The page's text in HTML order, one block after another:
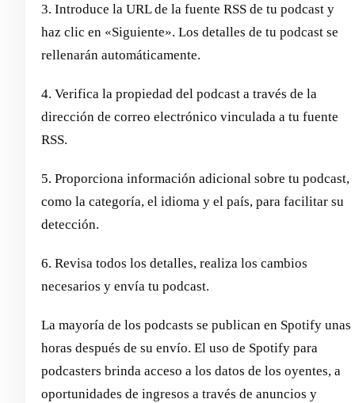
3. Introduce la URL de la fuente RSS de tu podcast y
haz clic en «Siguiente». Los detalles de tu podcast se
rellenarán automáticamente.
4. Verifica la propiedad del podcast a través de la
dirección de correo electrónico vinculada a tu fuente
RSS.
5. Proporciona información adicional sobre tu podcast,
como la categoría, el idioma y el país, para facilitar su
detección.
6. Revisa todos los detalles, realiza los cambios
necesarios y envía tu podcast.
La mayoría de los podcasts se publican en Spotify unas
horas después de su envío. El uso de Spotify para
podcasters brinda acceso a los datos de los oyentes, a
oportunidades de ingresos a través de anuncios y